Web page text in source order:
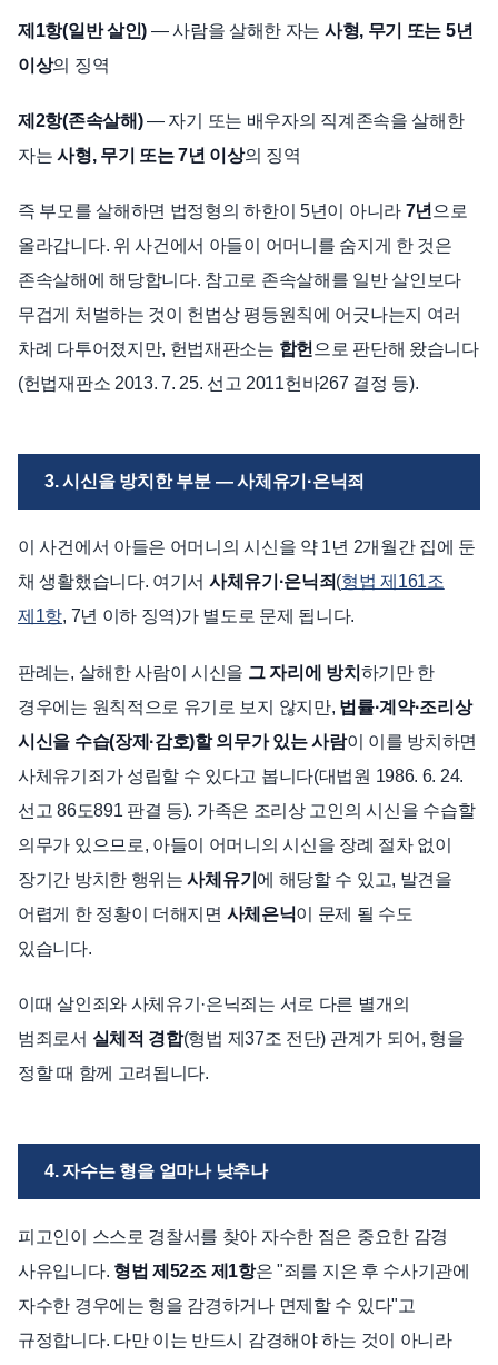
제1항(일반 살인) — 사람을 살해한 자는 사형, 무기 또는 5년
이상의 징역
제2항(존속살해)— 자기 또는 배우자의 직계존속을 살해한
자는사형, 무기 또는 7년 이상의 징역
즉 부모를 살해하면 법정형의 하한이 5년이 아니라 7년 으로
올라갑니다. 위 사건에서 아들이 어머니를 숨지게 한 것은
존속살해에 해당합니다. 참고로 존속살해를 일반 살인보다
무겁게 처벌하는 것이 헌법상 평등원칙에 어긋나는지 여러
차례 다투어졌지만, 헌법재판소는 합헌 으로 판단해 왔습니다
(헌법재판소 2013. 7. 25. 선고 2011헌바267 결정 등).
3. 시신을 방치한 부분 — 사체유기·은닉죄
이 사건에서 아들은 어머니의 시신을 약 1년 2개월간 집에 둔
채 생활했습니다. 여기서 사체유기·은닉죄 (형법 제161조
제1항, 7년 이하 징역)가 별도로 문제 됩니다.
판례는, 살해한 사람이 시신을 그 자리에 방치 하기만 한
경우에는 원칙적으로 유기로 보지 않지만, 법률·계약·조리상
시신을 수습(장제·감호)할 의무가 있는 사람이 이를 방치하면
사체유기죄가 성립할 수 있다고 봅니다(대법원 1986. 6. 24.
선고 86도891 판결 등). 가족은 조리상 고인의 시신을 수습할
의무가 있으므로, 아들이 어머니의 시신을 장례 절차 없이
장기간 방치한 행위는사체유기 에 해당할 수 있고, 발견을
어렵게 한 정황이 더해지면 사체은닉이 문제 될 수도
있습니다.
이때 살인죄와 사체유기·은닉죄는 서로 다른 별개의
범죄로서 실체적 경합(형법 제37조 전단) 관계가 되어, 형을
정할 때 함께 고려됩니다.
4. 자수는 형을 얼마나 낮추나
피고인이 스스로 경찰서를 찾아 자수한 점은 중요한 감경
사유입니다. 형법 제52조 제1항은 "죄를 지은 후 수사기관에
자수한 경우에는 형을 감경하거나 면제할 수 있다"고
규정합니다. 다만 이는 반드시 감경해야 하는 것이 아니라